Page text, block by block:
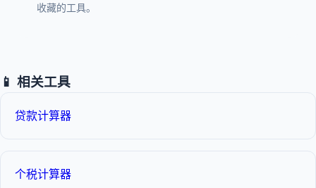
收藏的工具。
📱 相关工具
贷款计算器
个税计算器